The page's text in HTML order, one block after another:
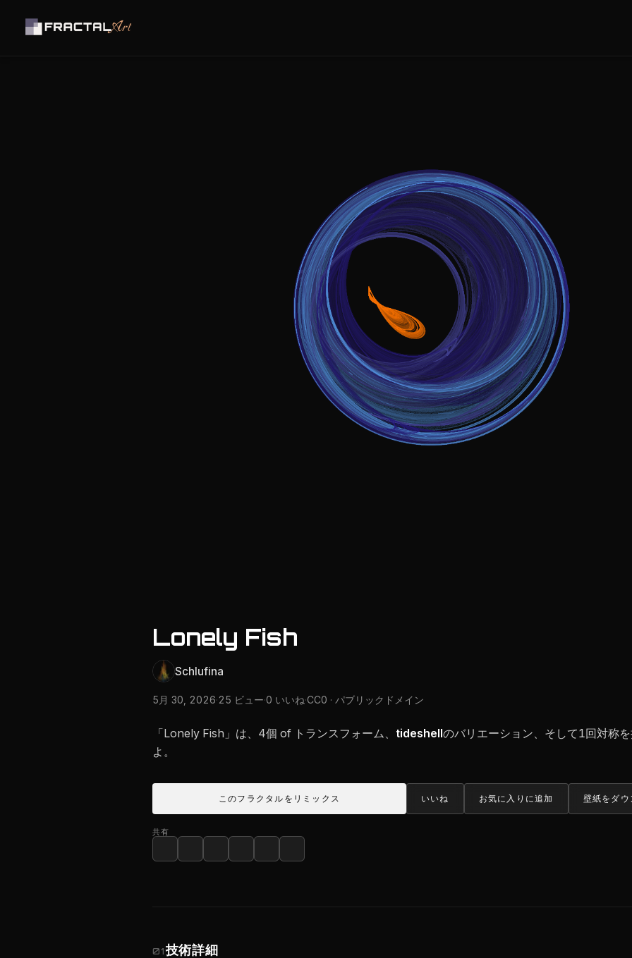
Lonely Fish
Schlufina
5月 30, 2026·25 ビュー·0 いいね·CC0 · パブリックドメイン
「Lonely Fish」は、4個 of トランスフォーム、 tideshellのバリエーション、そして1回対称
よ。
このフラクタルをリミックス いいね お気に入りに追加 壁紙をダウ
共有
01技術詳細